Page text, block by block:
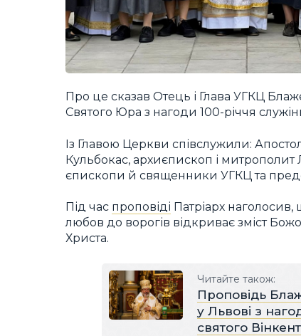
Про це сказав Отець і Глава УГКЦ
Святого Юра з нагоди 100-річчя
Із Главою Церкви співслужили:
Кульбокас, архиєпископ і митрополит
єпископи й священники УГКЦ та
Під час проповіді Патріарх
любов до ворогів відкриває зміст
Христа.
Читайте також:
Проповідь
у Львові з
святого